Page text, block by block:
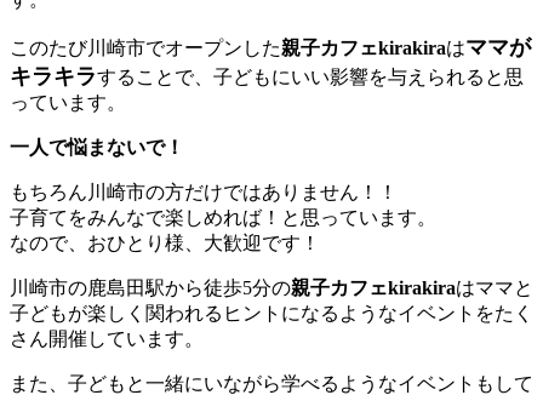
このたび川崎市でオープンした親子カフェkirakiraはママが
キラキラすることで、子どもにいい影響を与えられると思
っています。
一人で悩まないで！
もちろん川崎市の方だけではありません！！
子育てをみんなで楽しめれば！と思っています。
なので、おひとり様、大歓迎です！
川崎市の鹿島田駅から徒歩5分の親子カフェkirakiraはママと
子どもが楽しく関われるヒントになるようなイベントをたく
さん開催しています。
また、子どもと一緒にいながら学べるようなイベントもして